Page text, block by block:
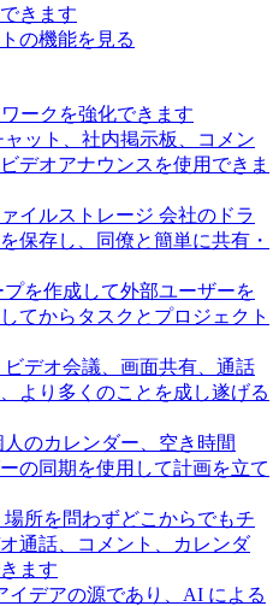
きます
の機能を見る
ークを強化できます
ャット、社内掲示板、コメン
デオアナウンスを使用できま
イルストレージ 会社のドラ
保存し、同僚と簡単に共有・
プを作成して外部ユーザーを
てからタスクとプロジェクト
ビデオ会議、画面共有、通話
より多くのことを成し遂げる
のカレンダー、空き時間
の同期を使用して計画を立て
場所を問わずどこからでもチ
通話、コメント、カレンダ
ます
イデアの源であり、AI による